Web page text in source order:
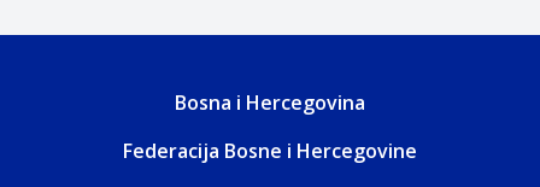
Bosna i Hercegovina
Federacija Bosne i Hercegovine